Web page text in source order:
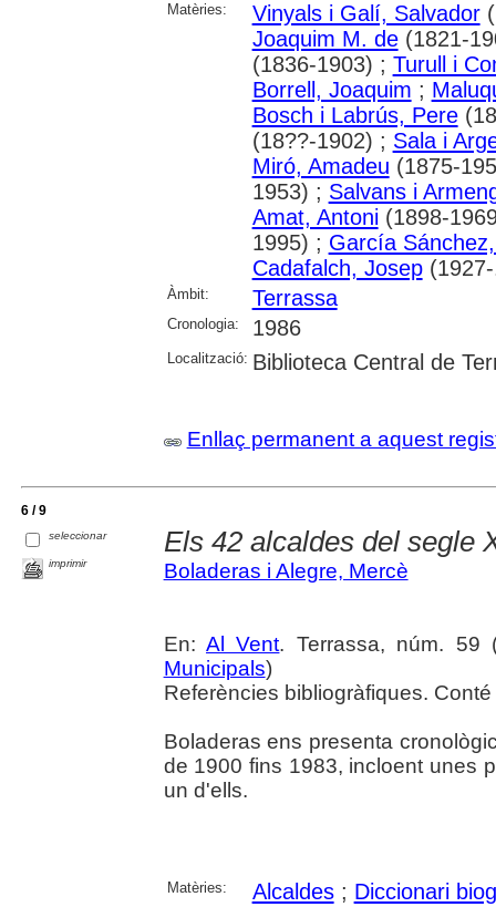
Matèries:
Vinyals i Galí, Salvador
Joaquim M. de(1821-
(1836-1903) ; Turull i
Borrell, Joaquim ;
Bosch i Labrús, Pere
(18??-1902) ; Sala i
Miró, Amadeu (1875-
1953) ; Salvans i
Amat, Antoni(1898-
1995) ; García
Cadafalch, Josep
Àmbit: Terrassa
Cronologia: 1986
Localització: Biblioteca Central de
Enllaç permanent a aquest
6 / 9
seleccionar
imprimir
Els 42 alcaldes del segle
Boladeras i Alegre, Mercè
En:Al Vent. Terrassa, núm.
Municipals)
Referències bibliogràfiques.
Boladeras ens presenta
de 1900 fins 1983, incloent unes
un d'ells.
Matèries: Alcaldes; Diccionari